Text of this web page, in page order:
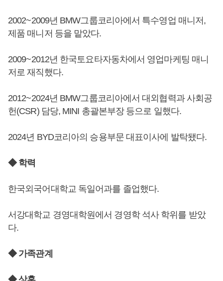
2002~2009년 BMW그룹코리아에서 특수영업 매니저,
제품 매니저 등을 맡았다.
2009~2012년 한국토요타자동차에서 영업마케팅 매니
저로 재직했다.
2012~2024년 BMW그룹코리아에서 대외협력과 사회공
헌(CSR) 담당, MINI 총괄본부장 등으로 일했다.
2024년 BYD코리아의 승용부문 대표이사에 발탁됐다.
◆ 학력
한국외국어대학교 독일어과를 졸업했다.
서강대학교 경영대학원에서 경영학 석사 학위를 받았
다.
◆ 가족관계